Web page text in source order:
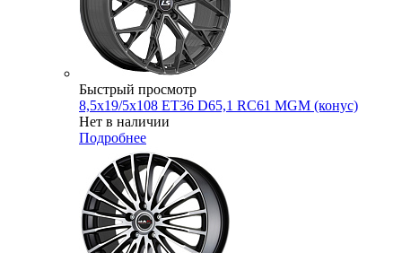
Быстрый просмотр
8,5x19/5x108 ET36 D65,1 RC61 MGM (конус)
Нет в наличии
Подробнее